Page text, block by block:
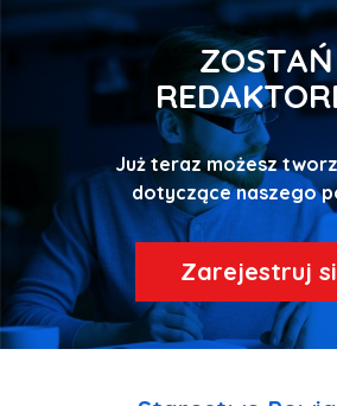
ZOSTAŃ
Już teraz możesz
Zarejestruj